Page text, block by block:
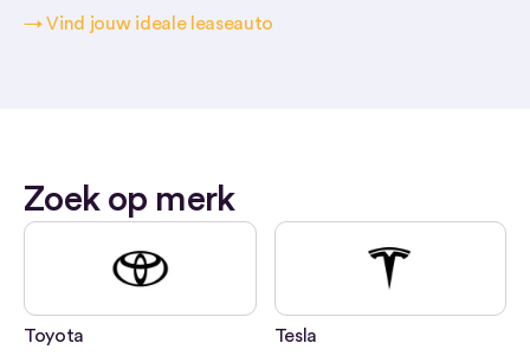
→ Vind jouw ideale leaseauto
Zoek op merk
Toyota Tesla